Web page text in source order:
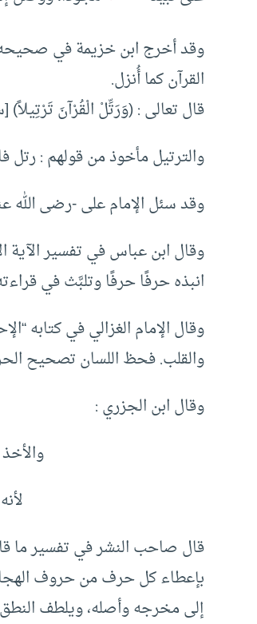
وقد أخرج ابن خزيمة في
القرآن كما أُنزل.
قال تعالى : (وَرَتِّلْ الْقُرْآنَ تَرْتِيلاً) [سورة المزمل ” 4]. وقال :
والترتيل مأخوذ من قولهم :
وقد سئل الإمام على -رضى الله
وقال ابن عباس في تفسير الآية
انبذه حرفًا حرفًا وتلبَّث في
وقال الإمام الغزالي في كتابه
والقلب. فحظ اللسان تصحيح
وقال ابن الجزري :
قال صاحب النشر في تفسير ما
بإعطاء كل حرف من حروف
إلى مخرجه وأصله، ويلطف